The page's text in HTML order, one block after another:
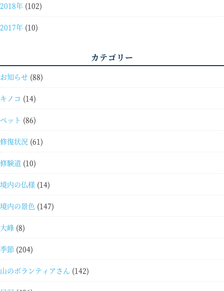
2018年 (102)
2017年 (10)
カテゴリー
お知らせ (88)
キノコ (14)
ペット (86)
修復状況 (61)
修験道 (10)
境内の仏様 (14)
境内の景色 (147)
大峰 (8)
季節 (204)
山のボランティアさん (142)